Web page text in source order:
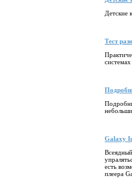
Детские
Тест
Galaxy
есть
плеера